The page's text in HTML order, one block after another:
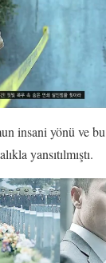
insani yönü ve
yansıtılmıştı.